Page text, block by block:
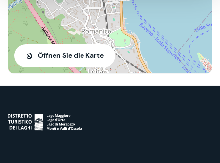
Öffnen Sie die Karte